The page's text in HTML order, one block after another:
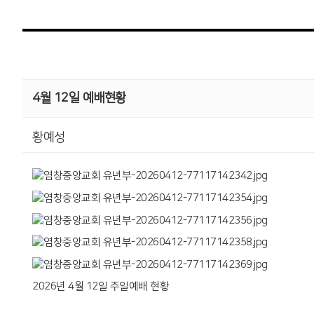
4월 12일 예배현황
황예성
2026년 4월 12일 주일예배 현황